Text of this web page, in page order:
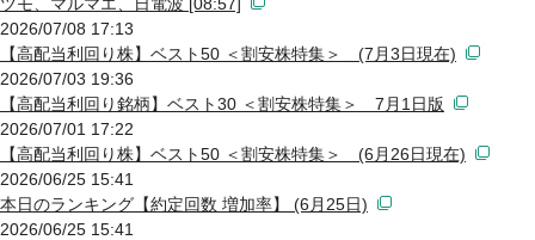
2026/07/08 17:13
【高配当利回り株】ベスト50 ＜割安株特集＞ (7月3日現在)
2026/07/03 19:36
【高配当利回り銘柄】ベスト30 ＜割安株特集＞ 7月1日版
2026/07/01 17:22
【高配当利回り株】ベスト50 ＜割安株特集＞ (6月26日現在)
2026/06/25 15:41
本日のランキング【約定回数 増加率】 (6月25日)
2026/06/25 15:41